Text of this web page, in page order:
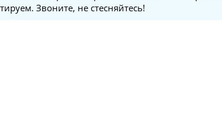
Звоните, не стесняйтесь!